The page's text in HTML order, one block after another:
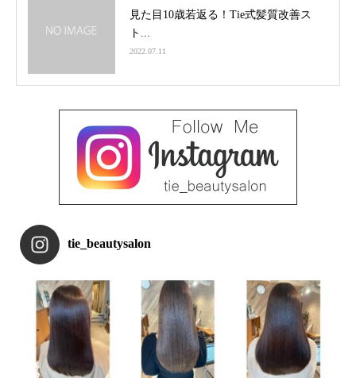
見た目10歳若返る！Tie式髪質改善ス
ト...
2022.07.11
tie_beautysalon